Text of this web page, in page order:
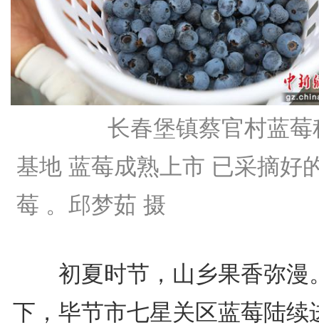
长春堡镇蔡官村蓝莓
基地 蓝莓成熟上市 已采摘好
莓 。邱梦茹 摄
初夏时节，山乡果香弥漫
下，毕节市七星关区蓝莓陆续